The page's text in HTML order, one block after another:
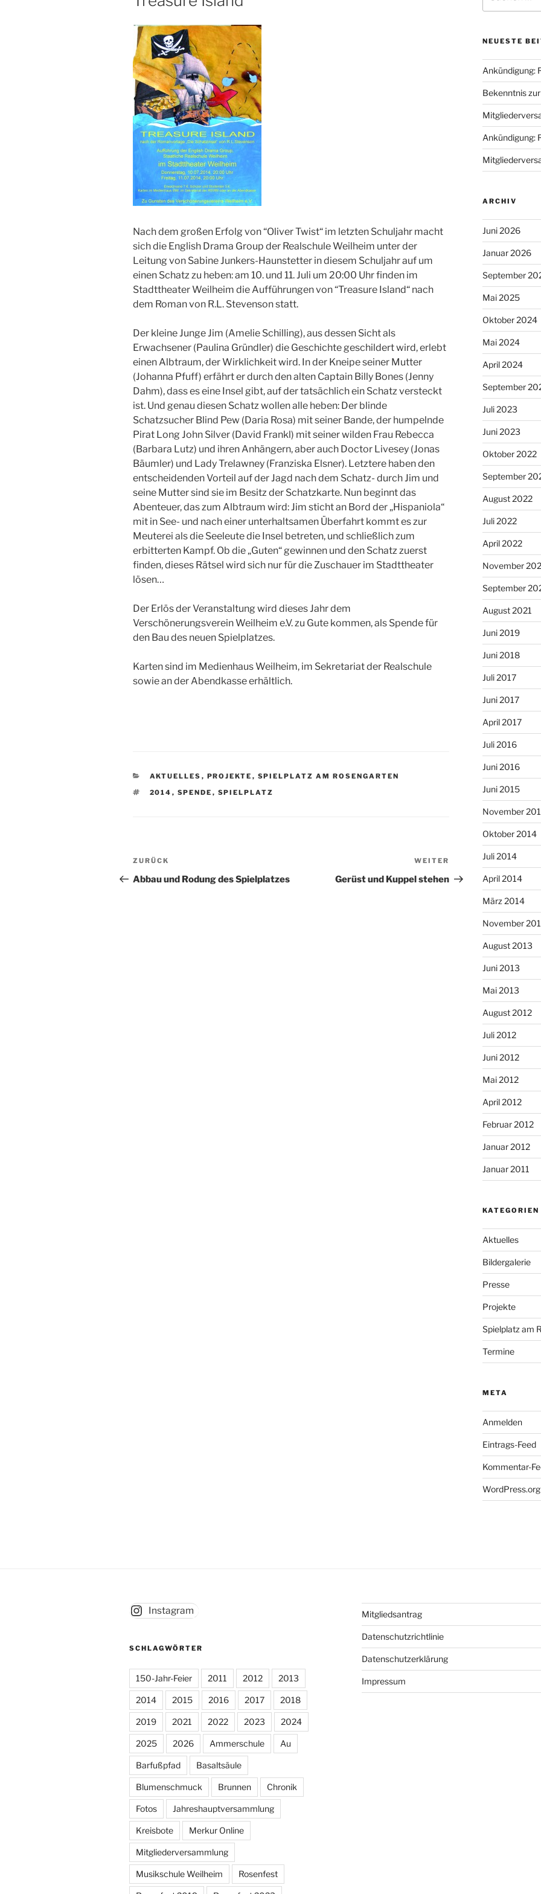
Nach dem großen Erfolg von “Oliver Twist“ im letzten Schuljahr macht
sich die English Drama Group der Realschule Weilheim unter der
Leitung von Sabine Junkers-Haunstetter in diesem Schuljahr auf um
einen Schatz zu heben: am 10. und 11. Juli um 20:00 Uhr finden im
Stadttheater Weilheim die Aufführungen von “Treasure Island“ nach
dem Roman von R.L. Stevenson statt.
Der kleine Junge Jim (Amelie Schilling), aus dessen Sicht als
Erwachsener (Paulina Gründler) die Geschichte geschildert wird, erlebt
einen Albtraum, der Wirklichkeit wird. In der Kneipe seiner Mutter
(Johanna Pfuff) erfährt er durch den alten Captain Billy Bones (Jenny
Dahm), dass es eine Insel gibt, auf der tatsächlich ein Schatz versteckt
ist. Und genau diesen Schatz wollen alle heben: Der blinde
Schatzsucher Blind Pew (Daria Rosa) mit seiner Bande, der humpelnde
Pirat Long John Silver (David Frankl) mit seiner wilden Frau Rebecca
(Barbara Lutz) und ihren Anhängern, aber auch Doctor Livesey (Jonas
Bäumler) und Lady Trelawney (Franziska Elsner). Letztere haben den
entscheidenden Vorteil auf der Jagd nach dem Schatz- durch Jim und
seine Mutter sind sie im Besitz der Schatzkarte. Nun beginnt das
Abenteuer, das zum Albtraum wird: Jim sticht an Bord der „Hispaniola“
mit in See- und nach einer unterhaltsamen Überfahrt kommt es zur
Meuterei als die Seeleute die Insel betreten, und schließlich zum
erbitterten Kampf. Ob die „Guten“ gewinnen und den Schatz zuerst
finden, dieses Rätsel wird sich nur für die Zuschauer im Stadttheater
lösen…
Der Erlös der Veranstaltung wird dieses Jahr dem
Verschönerungsverein Weilheim e.V. zu Gute kommen, als Spende für
den Bau des neuen Spielplatzes.
Karten sind im Medienhaus Weilheim, im Sekretariat der Realschule
sowie an der Abendkasse erhältlich.
KATEGORIEN
AKTUELLES , PROJEKTE , SPIELPLATZ AM ROSENGARTEN
SCHLAGWÖRTER
2014 , SPENDE , SPIELPLATZ
Beitragsnavigation
Vorheriger
Beitrag
ZURÜCK
Abbau und Rodung des Spielplatzes
Nächster
Beitrag
WEITER
Gerüst und Kuppel stehen
NEUESTE
Ankündigung:
Bekenntnis
Ankündigung:
ARCHIV
Juni 2026
Januar 2026
September
Mai 2025
Oktober 2024
Mai 2024
April 2024
September
Juli 2023
Juni 2023
Oktober 2022
September
August 2022
Juli 2022
April 2022
November
September
August 2021
Juni 2019
Juni 2018
Juli 2017
Juni 2017
April 2017
Juli 2016
Juni 2016
Juni 2015
November
Oktober 2014
Juli 2014
April 2014
März 2014
November
August 2013
Juni 2013
Mai 2013
August 2012
Juli 2012
Juni 2012
Mai 2012
April 2012
Februar 2012
Januar 2012
Januar 2011
KATEGORIEN
Aktuelles
Bildergalerie
Presse
Projekte
Spielplatz am
Termine
META
Anmelden
Eintrags-Feed
Kommentar-
WordPress.org
Instagram
SCHLAGWÖRTER
150-Jahr-Feier 2011 2012 2013
2014 2015 2016 2017 2018
2019 2021 2022 2023 2024
2025 2026 Ammerschule Au
Barfußpfad Basaltsäule
Blumenschmuck Brunnen Chronik
Fotos Jahreshauptversammlung
Kreisbote Merkur Online
Mitgliederversammlung
Musikschule Weilheim Rosenfest
Mitgliedsantrag
Datenschutzrichtlinie
Datenschutzerklärung
Impressum